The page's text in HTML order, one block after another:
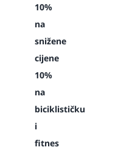
10%
na
snižene
cijene
10%
na
biciklističku
i
fitnes